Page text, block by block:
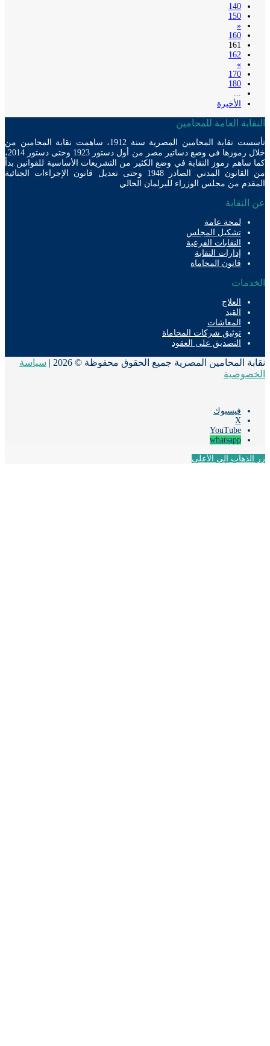
140
150
160
161
162
170
180
الأخيرة
العامة للمحامين
تأسست نقابة المحامين المصرية سنة 1912، ساهمت نقابة المحامين من
خلال رموزها في وضع دساتير مصر من أول دستور 1923 وحتى دستور 2014،
رموز النقابة في وضع الكثير من التشريعات الأساسية للقوانين بدأ
من القانون المدني الصادر 1948 وحتى تعديل قانون الإجراءات الجنائية
من مجلس الوزراء للبرلمان الحالي
لمحة عامة
تشكيل المجلس
النقابات الفرعية
إدارات النقابة
قانون المحاماة
العلاج
القيد
المعاشات
توثيق شركات المحاماة
التصديق على العقود
المحامين المصرية جميع الحقوق محفوظة © 2026 |
سياسة
فيسبوك
‫YouTube
whatsapp
إلى الأعلى